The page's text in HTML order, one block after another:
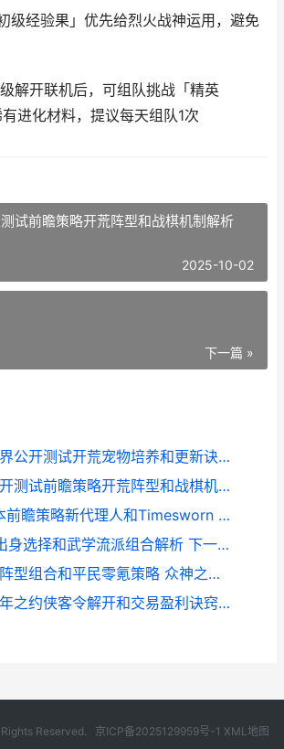
初级经验果」优先给烈火战神运用，避免
解开联机后，可组队挑战「精英
进化材料，提议每天组队1次
试前瞻策略开荒阵型和战棋机制解析
2025-10-02
下一篇 »
洛克王国：世界公开测试开荒宠物培养和更新诀窍 洛克王国世界三测什么时候开始
三国望神州公开测试前瞻策略开荒阵型和战棋机制解析
绝区零2.3版本前瞻策略新代理人和Timesworn 绝区什么意思
下一站江湖2出身选择和武学流派组合解析 下一站江湖2出神入化
众神之役神话阵型组合和平民零氪策略 众神之役神话阵容搭配
武林外传：十年之约侠客令解开和交易盈利诀窍 武林外传十年之约哪个职业厉害
Reserved. 京ICP备2025129959号-1 XML地图